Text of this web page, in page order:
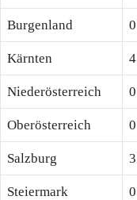
Burgenland 0
Kärnten 4
Niederösterreich 0
Oberösterreich 0
Salzburg 3
Steiermark 0